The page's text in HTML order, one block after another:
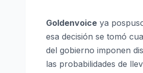
Goldenvoice ya
esa decisión se tomó
del gobierno imponen
las probabilidades de